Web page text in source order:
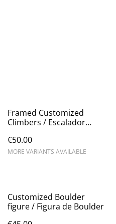
Framed Customized
Climbers / Escalador
€50.00
MORE VARIANTS AVAILABLE
Customized Boulder
figure / Figura de Boulder